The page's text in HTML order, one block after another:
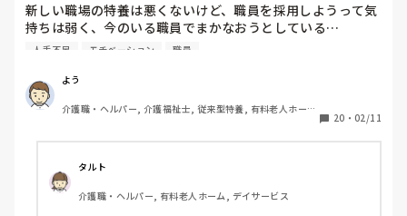
新しい職場の特養は悪くないけど、職員を採用しようって気
持ちは弱く、今のいる職員でまかなおうとしている…
今の職場の前の老健も人手不足だったけど、まだ、職員を採
これじゃ、現有戦力、職員が更に潰れるよ…
人手不足 モチベーション 職員
よう
介護職・ヘルパー, 介護福祉士, 従来型特養, 有料老人ホー
20 ・ 02/11
タルト
介護職・ヘルパー, 有料老人ホーム, デイサービス